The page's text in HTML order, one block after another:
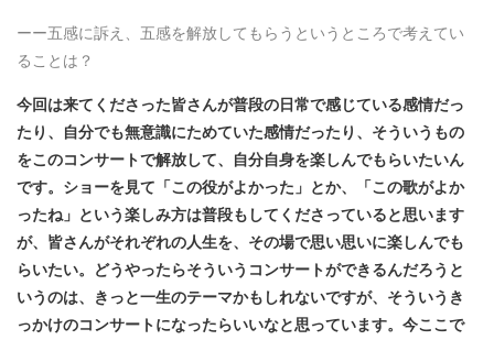
ーー五感に訴え、五感を解放してもらうというところで考えてい
ることは？
今回は来てくださった皆さんが普段の日常で感じている感情だっ
たり、自分でも無意識にためていた感情だったり、そういうもの
をこのコンサートで解放して、自分自身を楽しんでもらいたいん
です。ショーを見て「この役がよかった」とか、「この歌がよか
ったね」という楽しみ方は普段もしてくださっていると思います
が、皆さんがそれぞれの人生を、その場で思い思いに楽しんでも
らいたい。どうやったらそういうコンサートができるんだろうと
いうのは、きっと一生のテーマかもしれないですが、そういうき
っかけのコンサートになったらいいなと思っています。今ここで